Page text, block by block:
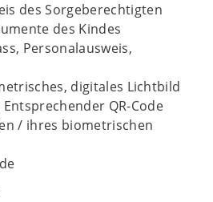
des Sorgeberechtigten
des Kindes
Personalausweis,
digitales Lichtbild
Entsprechender QR-Code
/ ihres biometrischen